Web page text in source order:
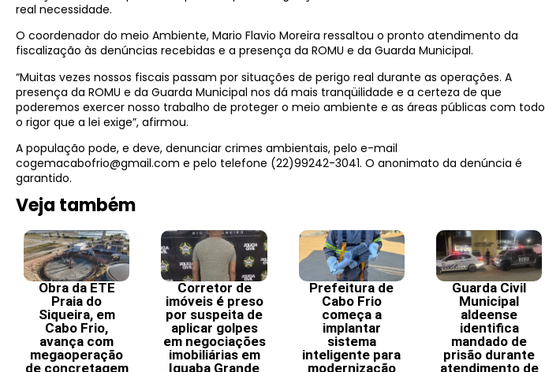
real necessidade.
O coordenador do meio Ambiente, Mario Flavio Moreira ressaltou o pronto atendimento da
fiscalização às denúncias recebidas e a presença da ROMU e da Guarda Municipal.
“Muitas vezes nossos fiscais passam por situações de perigo real durante as operações. A
presença da ROMU e da Guarda Municipal nos dá mais tranqüilidade e a certeza de que
poderemos exercer nosso trabalho de proteger o meio ambiente e as áreas públicas com todo
o rigor que a lei exige”, afirmou.
A população pode, e deve, denunciar crimes ambientais, pelo e-mail
cogemacabofrio@gmail.com e pelo telefone (22)99242-3041. O anonimato da denúncia é
garantido.
Veja também
Obra da ETE
Praia do
Siqueira, em
Cabo Frio,
avança com
megaoperação
de concretagem
Corretor de
imóveis é preso
por suspeita de
aplicar golpes
em negociações
imobiliárias em
Iguaba Grande
Prefeitura de
Cabo Frio
começa a
implantar
sistema
inteligente para
modernização
Guarda Civil
Municipal
aldeense
identifica
mandado de
prisão durante
atendimento de